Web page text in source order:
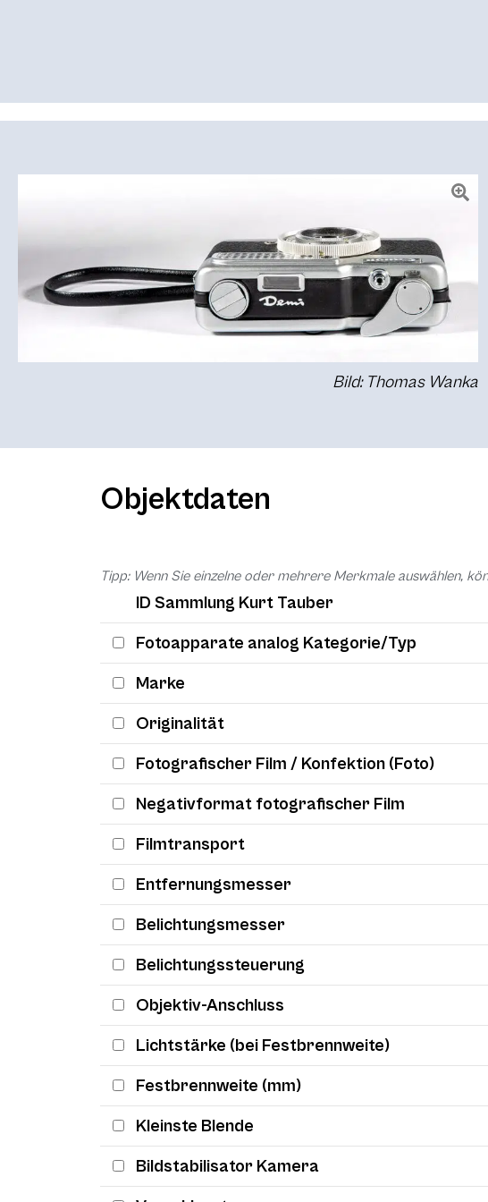
Bild: Thomas Wanka
Objektdaten
Tipp: Wenn Sie einzelne oder mehrere Merkmale auswählen,
ID Sammlung Kurt Tauber
Fotoapparate analog Kategorie/Typ
Marke
Originalität
Fotografischer Film / Konfektion (Foto)
Negativformat fotografischer Film
Filmtransport
Entfernungsmesser
Belichtungsmesser
Belichtungssteuerung
Objektiv-Anschluss
Lichtstärke (bei Festbrennweite)
Festbrennweite (mm)
Kleinste Blende
Bildstabilisator Kamera